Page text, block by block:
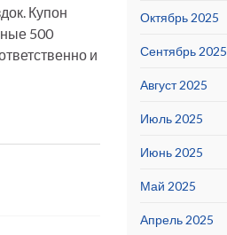
Купон
500
и
Октябрь 2025
Сентябрь 2025
Август 2025
Июль 2025
Июнь 2025
Май 2025
Апрель 2025